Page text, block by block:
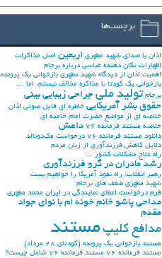
برچسب‌ها
اذان با صدای شهید مطهری اربعین اصل مذاکرات
اظهارات تکان دهنده عباسی درباره برجام
اهمیت اذان از دیدگاه شهید مطهری بازخوانی یک پرونده
بازخوانی یک کودتا با مذاکره مخالف نیستم، اما ...
برجام تولید ملی جراحی زیبایی بینی
حقوق بشر آمریکایی خاطره ای فایل صوتی اذان
خلاصه ای از مواضع حضرت امام خامنه ای
خلاصه مستند فرمانده 76
داعش
دانلود مستند فرمانده 76
درخواست مک‌دونالد
دلایل کاهش فرزندآوری از زبان مردم
راه علاج مشکلات کشور ...
رشد مادران در گرو فرزندآوری
رهبر انقلاب: راه نفوذ آمریکا را خواهیم بست
شهید مطهری ضعف های برجام
فرم درخواست اعطای نمایندگی در ایران محمد مطهری
مداحی پاشو خانم خونه ام با نوای جواد
مقدم
مدافع کلیپ مستند
مستند بازخوانی یک پرونده (کودتای 28 مرداد)
مستند فرمانده 76
مستند فرمانده 76 شامل چیست؟